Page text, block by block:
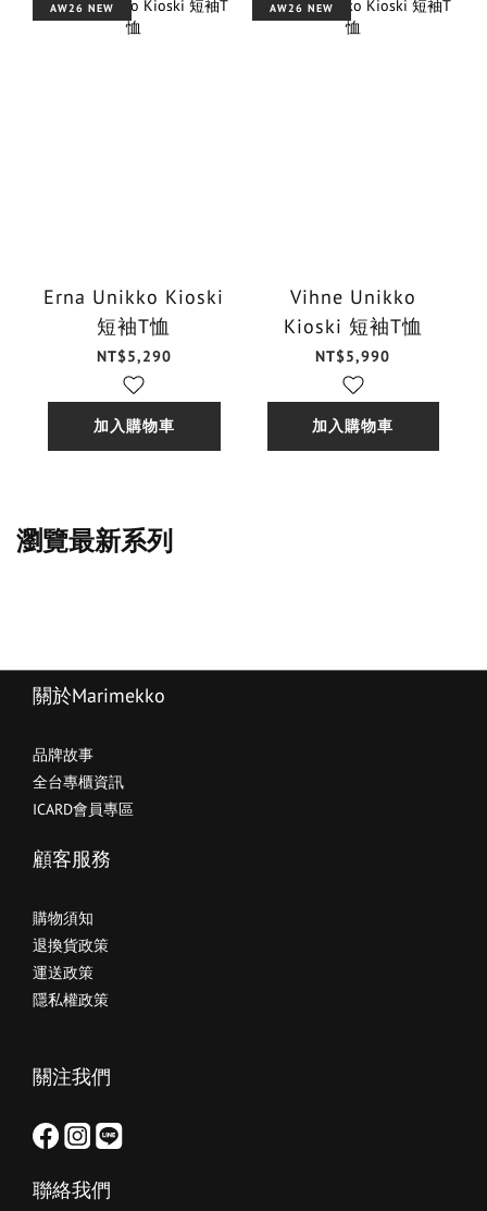
AW26 NEW
Erna Unikko Kioski
短袖T恤
NT$5,290
加入購物車
AW26 NEW
Vihne Unikko
Kioski 短袖T恤
NT$5,990
加入購物車
瀏覽最新系列
關於Marimekko
品牌故事
全台專櫃資訊
ICARD會員專區
顧客服務
購物須知
退換貨政策
運送政策
隱私權政策
關注我們
聯絡我們